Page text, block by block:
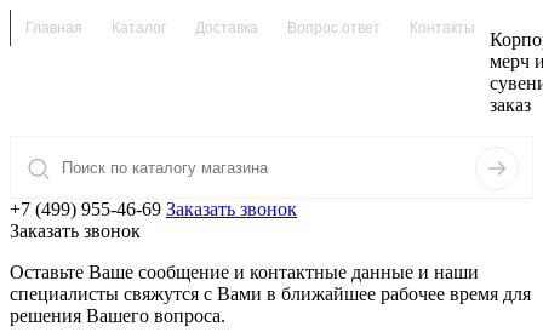
Главная Каталог Доставка Вопрос ответ Контакты
мерч
заказ
+7 (499) 955-46-69 Заказать звонок
Заказать звонок
Оставьте Ваше сообщение и контактные данные и наши
специалисты свяжутся с Вами в ближайшее рабочее время для
решения Вашего вопроса.